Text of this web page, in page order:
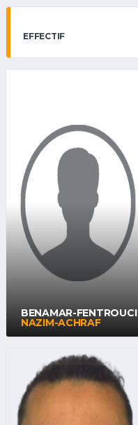
EFFECTIF
BENAMAR-FENTROUCI
NAZIM-ACHRAF